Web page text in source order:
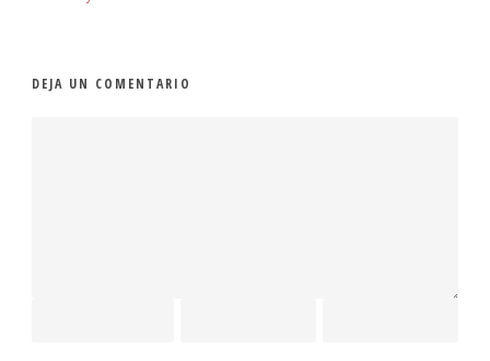
DEJA UN COMENTARIO